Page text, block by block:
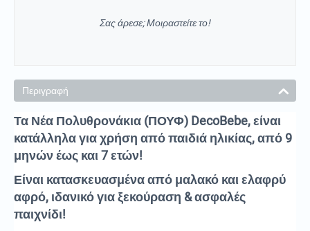
Σας άρεσε; Μοιραστείτε το!
Περιγραφή
Τα Νέα Πολυθρονάκια (ΠΟΥΦ) DecoBebe, είναι
κατάλληλα για χρήση από παιδιά ηλικίας, από 9
μηνών έως και 7 ετών!
Είναι κατασκευασμένα από μαλακό και ελαφρύ
αφρό, ιδανικό για ξεκούραση & ασφαλές
παιχνίδι!